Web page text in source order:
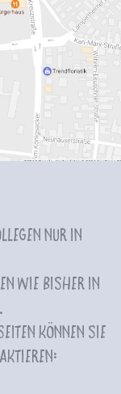
nur in
wie bisher in
können Sie